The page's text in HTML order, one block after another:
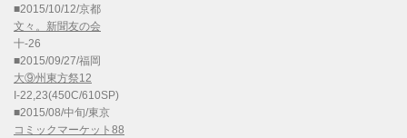
■2015/10/12/京都
文々。新聞友の会
十-26
■2015/09/27/福岡
大⑨州東方祭12
I-22,23(450C/610SP)
■2015/08/中旬/東京
コミックマーケット88